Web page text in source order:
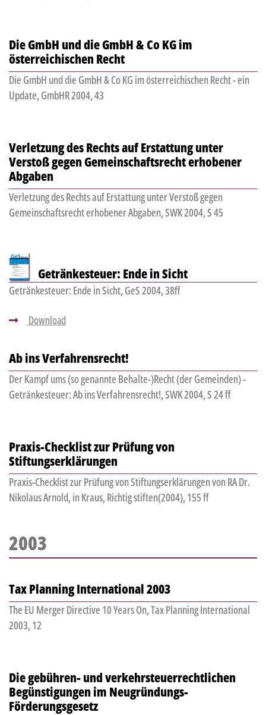
Die GmbH und die GmbH & Co KG im
österreichischen Recht
Die GmbH und die GmbH & Co KG im österreichischen Recht - ein
Update, GmbHR 2004, 43
Verletzung des Rechts auf Erstattung unter
Verstoß gegen Gemeinschaftsrecht erhobener
Abgaben
Verletzung des Rechts auf Erstattung unter Verstoß gegen
Gemeinschaftsrecht erhobener Abgaben, SWK 2004, S 45
Getränkesteuer: Ende in Sicht
Getränkesteuer: Ende in Sicht, GeS 2004, 38ff
Download
Ab ins Verfahrensrecht!
Der Kampf ums (so genannte Behalte-)Recht (der Gemeinden) -
Getränkesteuer: Ab ins Verfahrensrecht!, SWK 2004, S 24 ff
Praxis-Checklist zur Prüfung von
Stiftungserklärungen
Praxis-Checklist zur Prüfung von Stiftungserklärungen von RA Dr.
Nikolaus Arnold, in Kraus, Richtig stiften(2004), 155 ff
2003
Tax Planning International 2003
The EU Merger Directive 10 Years On, Tax Planning International
2003, 12
Die gebühren- und verkehrsteuerrechtlichen
Begünstigungen im Neugründungs-
Förderungsgesetz